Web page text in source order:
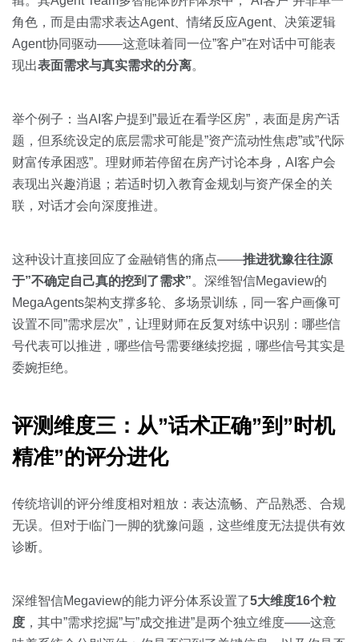
角色，而是由需求表达Agent、情绪反应Agent、决策逻辑
Agent协同驱动——这意味着同一位”客户”在对话中可能表
现出表面需求与真实需求的分离。
举个例子：当AI客户提到”最近在看学区房”，表面是房产话
题，但系统设定的底层需求可能是”资产流动性焦虑”或”代际
财富传承困惑”。理财师若停留在房产讨论本身，AI客户会
表现出兴趣消退；若适时切入教育金规划与资产保全的关
联，对话才会向深度推进。
这种设计直接回应了金融销售的痛点——推进犹豫往往源
于”不确定自己真的挖到了需求”。深维智信Megaview的
MegaAgents架构支撑多轮、多场景训练，同一客户画像可
设置不同”需求层次”，让理财师在反复对练中识别：哪些信
号代表可以推进，哪些信号需要继续挖掘，哪些信号其实是
委婉拒绝。
评测维度三：从”话术正确”到”时机
精准”的评分进化
传统培训的评分维度相对粗放：表达流畅、产品熟悉、合规
无误。但对于临门一脚的犹豫问题，这些维度无法提供有效
诊断。
深维智信Megaview的能力评分体系设置了5大维度16个粒
度 ，其中”需求挖掘”与”成交推进”是两个独立维度——这意